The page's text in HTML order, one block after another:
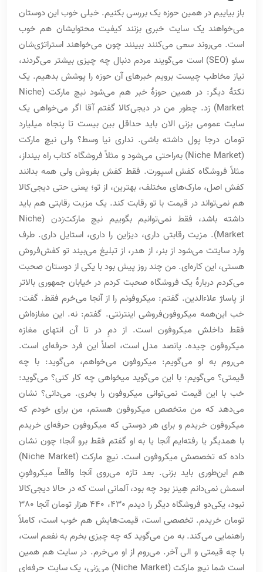
باز بیاییم در همین حوزه یک بررسی بکنیم. خیلی خوب این دوستان
می‌خواهند یک سایت خبری بزنند کیفیت محتوایشان هم خوب
است. می‌روند سعی می‌کنند ببینند چون می‌خواهند استراتژی‌شان
سئو (SEO) است می‌گویند مردم دنبال چه چیزی بیشتر می‌گردند،
نیاز مخاطب چیست برویم خبرهای آن حوزه را پوشش بدهیم. یک
نکتۀ دیگر: در همین حوزۀ خبر هم می‌شود نیچ مارکت (Niche
Market) زد. چطور من در دیجی‌کالا گفتم آقا اگر می‌خواهی یک
سایت عمومی بزنی الان باید حداقل بین بیست تا پنجاه میلیارد
تومان درجا پول داشته باشی. نداری نیا وسط؟ ولی نیچ مارکت
(Niche Market) به‌راحتی می‌شود و مثلاً فروشگاه کتاب راه بینداز،
مثلاً فروشگاه کفش اسپورت. فقط کفش بفروش ولی همه بدانند
کفش اصل، مارک‌های مختلف، بهترین، از تو؛ یعنی حتی دیجی‌کالا
هم نمی‌تواند در قیمت با تو رقابت کند. یک مزیت رقابتی هم باید
داشته باشد، فقط نمی‌توانیم بگوییم نیچ مارکت‌زدن (Niche
Market)‌. مزیت رقابتی داری، دیزاین را داری، استایل داری. طرف
وارد سایتت می‌شود از بنر، از هدر، از تبلیغ می‌بیند تو کفش‌فروش
هستی، این کاره‌ای. من چند روز پیش بود با یکی از دوستان صحبت
می‌کردم دربارۀ یک فروشگاه صحبت کردم در خیابان جمهوری بالاتر
از پاساژ علاءالدین. گفتم: میکروفونم را از آنجا می‌خرم فقط. گفت:
خب این‌همه میکروفون‌فروشی اینترنتی. گفتم: نه. این مغازه‌اش
فقط داخلش میکروفون است. از دمِ در تا آن انتهای مغازه
میکروفون چیده. پانصد مدل است، اصلاً این فرد حرفه‌ای است.
می‌روم به او می‌گویم: میکروفون می‌خواهم، می‌گوید: با چه
قیمتی؟ می‌گویم: با این می‌گوید میخواهی چه کار کنی؟ می‌گوید:
خب با این قیمت نمی‌توانی میکروفون را بخری. می‌دانی؟ نشان
می‌دهد که من متخصص میکروفون هستم، من برای خودم که
میکروفون خریدم و برای هر دوستی که میکروفون حرفه‌ای خریدم
با همدیگر یا رفته‌ایم آنجا یا به او گفتم فقط برو آنجا؛ چون نشان
داده که تخصصش میکروفون است. نیچ مارکت (Niche Market)
هم این‌طوری باید بزنی. بعد تازه می‌روی آنجا واقعاً میکروفونِ
اسمش نمی‌دانم هِینز بود چه بود، آلمانی است که در حالا دیجی‌کالا
نبود، یکی‌دو فروشگاه دیگر را دیدم 430، 440 هزار تومان آنجا 380
تومان خریدم. تخصصی است، قیمت‌هایش هم خوب است، کاملاً
راهنمایی می‌کند. به من می‌گوید که چه چیزی بخرم به نفعم است،
با چه قیمتی و الی آخر. می‌روم از او می‌خرم. در سایت هم همین
است شما نیچ مارکت (Niche Market) می‌زنی، یک سایت حرفه‌ای